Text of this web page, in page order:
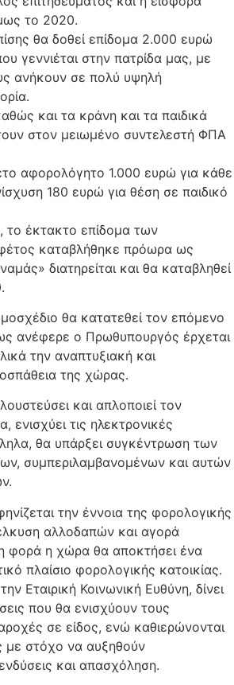
το 2020.
θα δοθεί επίδομα 2.000 ευρώ
γεννιέται στην πατρίδα μας, με
ανήκουν σε πολύ υψηλή
και τα κράνη και τα παιδικά
στον μειωμένο συντελεστή ΦΠΑ
αφορολόγητο 1.000 ευρώ για κάθε
180 ευρώ για θέση σε παιδικό
το έκτακτο επίδομα των
καταβλήθηκε πρόωρα ως
διατηρείται και θα καταβληθεί
θα κατατεθεί τον επόμενο
ανέφερε ο Πρωθυπουργός έρχεται
την αναπτυξιακή και
της χώρας.
και απλοποιεί τον
ενισχύει τις ηλεκτρονικές
θα υπάρξει συγκέντρωση των
συμπεριλαμβανομένων και αυτών
την έννοια της φορολογικής
αλλοδαπών και αγορά
φορά η χώρα θα αποκτήσει ένα
πλαίσιο φορολογικής κατοικίας.
Εταιρική Κοινωνική Ευθύνη, δίνει
που θα ενισχύουν τους
σε είδος, ενώ καθιερώνονται
με στόχο να αυξηθούν
και απασχόληση.